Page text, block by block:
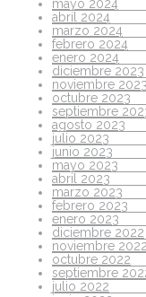
mayo 2024
abril 2024
marzo 2024
febrero 2024
enero 2024
diciembre 2023
noviembre 2023
octubre 2023
septiembre
agosto 2023
julio 2023
junio 2023
mayo 2023
abril 2023
marzo 2023
febrero 2023
enero 2023
diciembre 2022
noviembre 2022
octubre 2022
septiembre
julio 2022